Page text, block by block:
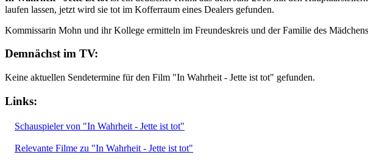
laufen lassen, jetzt wird sie tot im Kofferraum eines Dealers gefunden.
Kommissarin Mohn und ihr Kollege ermitteln im Freundeskreis und der Familie des
Demnächst im TV:
Keine aktuellen Sendetermine für den Film "In Wahrheit - Jette ist tot" gefunden.
Links:
Schauspieler von "In Wahrheit - Jette ist tot"
Relevante Filme zu "In Wahrheit - Jette ist tot"